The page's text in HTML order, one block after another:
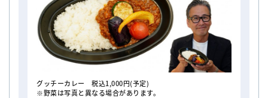
グッチーカレー 税込1,000円(予定)
※野菜は写真と異なる場合があります。